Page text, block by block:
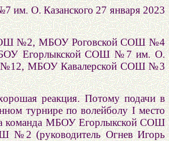
им. О. Казанского 27 января 2023
СОШ №2, МБОУ Роговской СОШ №4
Егорлыкской СОШ №7 им. О.
МБОУ Кавалерской СОШ №3
реакция. Потому подачи в
турнире по волейболу I место
команда МБОУ Егорлыкской СОШ
№2 (руководитель Огнев Игорь